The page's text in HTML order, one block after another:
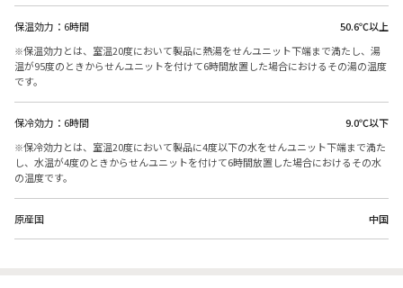
保温効力：6時間
50.6℃以上
保温効力とは、室温20度において製品に熱湯をせんユニット下端まで満たし、湯
温が95度のときからせんユニットを付けて6時間放置した場合におけるその湯の温度
です。
保冷効力：6時間
9.0℃以下
保冷効力とは、室温20度において製品に4度以下の水をせんユニット下端まで満た
し、水温が4度のときからせんユニットを付けて6時間放置した場合におけるその水
の温度です。
原産国 中国